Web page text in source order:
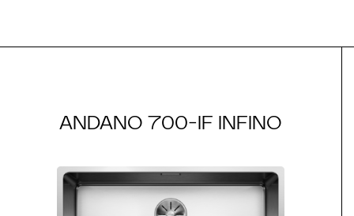
ANDANO 700-IF INFINO